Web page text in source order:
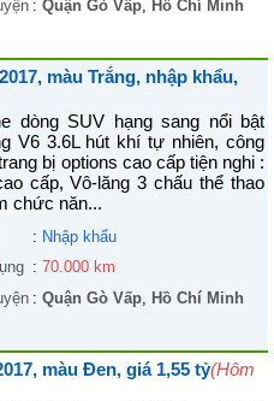
: Quận Gò Vấp, Hồ Chí Minh
màu Trắng, nhập khẩu,
dòng SUV hạng sang nổi bật
V6 3.6L hút khí tự nhiên, công
bị options cao cấp tiện nghi :
cấp, Vô-lăng 3 chấu thể thao
chức năn...
: Nhập khẩu
: 70.000 km
: Quận Gò Vấp, Hồ Chí Minh
màu Đen, giá 1,55 tỷ(Hôm